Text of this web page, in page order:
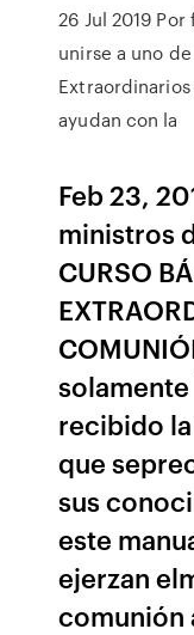
26 Jul 2019
unirse a uno
ayudan con la
Feb 23,
ministros
CURSO
recibido
que
sus
este
ejerzan
comunión